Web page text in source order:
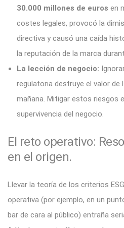
30.000 millones de euros en
costes legales, provocó la
directiva y causó una caída
la reputación de la marca
La lección de negocio:
regulatoria destruye el valor de
mañana. Mitigar estos riesgos
supervivencia del negocio.
El reto operativo:
en el origen.
Llevar la teoría de los criterios
operativa (por ejemplo, en un
bar de cara al público) entraña